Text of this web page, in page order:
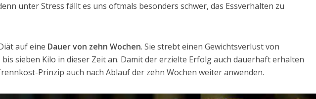
unter Stress fällt es uns oftmals besonders schwer, das Essverhalten zu
auf eine Dauer von zehn Wochen. Sie strebt einen Gewichtsverlust von
sieben Kilo in dieser Zeit an. Damit der erzielte Erfolg auch dauerhaft erhalten
Prinzip auch nach Ablauf der zehn Wochen weiter anwenden.